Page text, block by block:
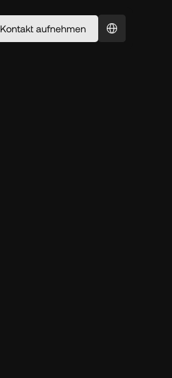
Kontakt aufnehmen
Select Language